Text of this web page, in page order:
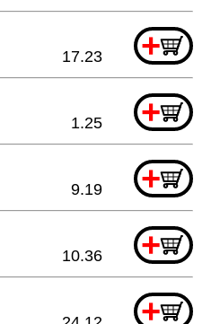
+
17.23
+
1.25
+
9.19
+
10.36
+